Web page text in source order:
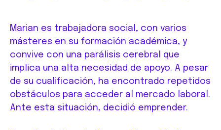
Marian es trabajadora social, con varios
másteres en su formación académica, y
convive con una parálisis cerebral que
implica una alta necesidad de apoyo. A pesar
de su cualificación, ha encontrado repetidos
obstáculos para acceder al mercado laboral.
Ante esta situación, decidió emprender.